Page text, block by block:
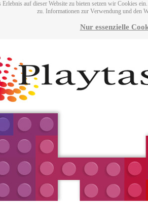
auf dieser Website zu bieten setzen wir Cookies
zu. Informationen zur Verwendung und den
Nur essenzielle